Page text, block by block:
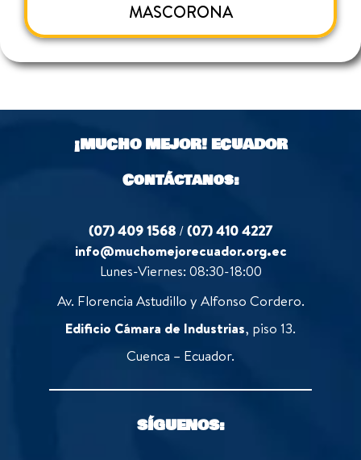
MASCORONA
¡MUCHO MEJOR!ECUADOR
Contáctanos:
(07) 409 1568 /(07) 410 4227
info@muchomejorecuador.org.ec
Lunes-Viernes: 08:30-18:00
Av. Florencia Astudillo y Alfonso Cordero.
Edificio Cámara de Industrias, piso 13.
Cuenca – Ecuador.
SÍGUENOS: